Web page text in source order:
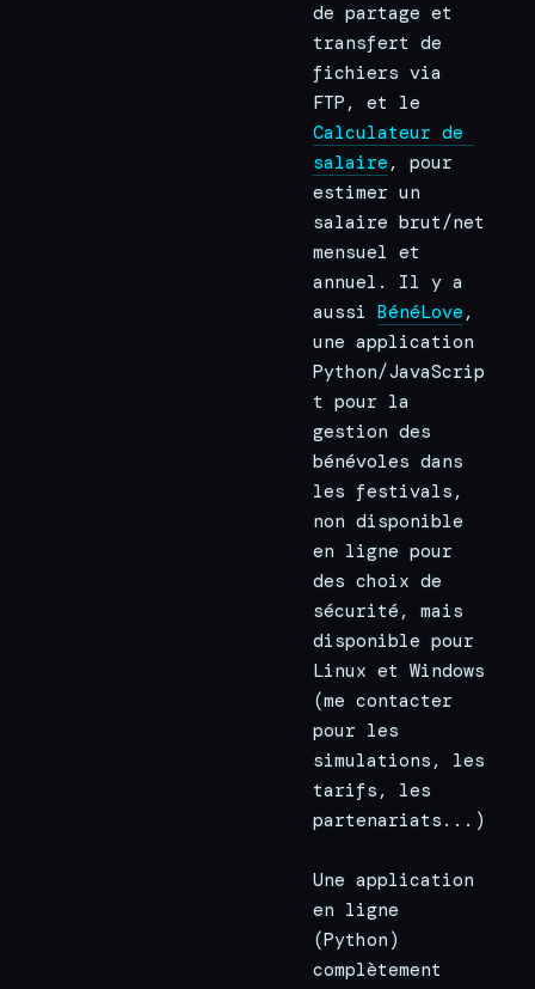
de partage et
transfert de
fichiers via
Calculateur de
salaire , pour
estimer un
salaire brut/net
mensuel et
annuel. Il y a
aussi BénéLove ,
une application
Python/JavaScrip
t pour la
gestion des
bénévoles dans
les festivals,
non disponible
en ligne pour
des choix de
sécurité, mais
disponible pour
Linux et Windows
(me contacter
pour les
simulations, les
tarifs, les
partenariats...)
Une application
en ligne
(Python)
complètement